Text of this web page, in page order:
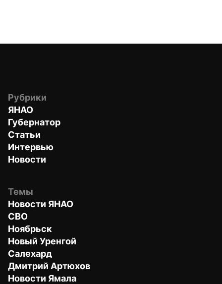
Рубрики
ЯНАО
Губернатор
Статьи
Интервью
Новости
Темы
Новости ЯНАО
СВО
Ноябрьск
Новый Уренгой
Салехард
Дмитрий Артюхов
Новости Ямала